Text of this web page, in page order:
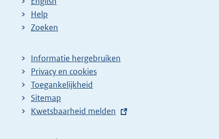
Help
Zoeken
Informatie hergebruiken
Privacy en cookies
Toegankelijkheid
Sitemap
E
Kwetsbaarheid melden